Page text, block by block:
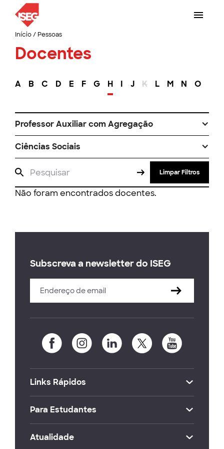
Início/ Pessoas
Docentes
A B C D E F G H I J K L M N O
Professor Auxiliar com Agregação
Ciências Sociais
Limpar Filtros
Não foram encontrados docentes.
Subscreva a newsletter do ISEG
Links Rápidos
Para Estudantes
Atualidade